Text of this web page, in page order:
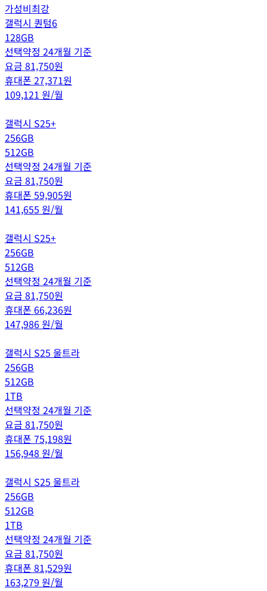
가성비최강
갤럭시 퀀텀6
128GB
선택약정 24개월 기준
요금 81,750원
휴대폰 27,371원
109,121 원/월
갤럭시 S25+
256GB
512GB
선택약정 24개월 기준
요금 81,750원
휴대폰 59,905원
141,655 원/월
갤럭시 S25+
256GB
512GB
선택약정 24개월 기준
요금 81,750원
휴대폰 66,236원
147,986원/월
갤럭시 S25 울트라
256GB
512GB
1TB
선택약정 24개월 기준
요금 81,750원
휴대폰 75,198원
156,948원/월
갤럭시 S25 울트라
256GB
512GB
1TB
선택약정 24개월 기준
요금 81,750원
휴대폰 81,529원
163,279 원/월